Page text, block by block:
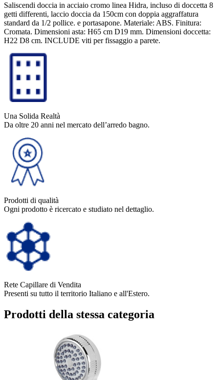
Saliscendi doccia in acciaio cromo linea Hidra, incluso di doccetta 8
getti differenti, laccio doccia da 150cm con doppia aggraffatura
standard da 1/2 pollice. e portasapone. Materiale: ABS. Finitura:
Cromata. Dimensioni asta: H65 cm D19 mm. Dimensioni doccetta:
H22 D8 cm. INCLUDE viti per fissaggio a parete.
Una Solida Realtà
Da oltre 20 anni nel mercato dell’arredo bagno.
Prodotti di qualità
Ogni prodotto è ricercato e studiato nel dettaglio.
Rete Capillare di Vendita
Presenti su tutto il territorio Italiano e all'Estero.
Prodotti della stessa categoria